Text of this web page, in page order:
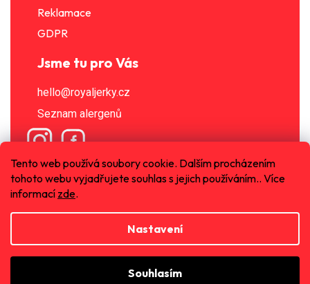
Tento web používá soubory cookie. Dalším procházením
tohoto webu vyjadřujete souhlas s jejich používáním.. Více
informací zde.
Nastavení
Souhlasím
Reklamace
GDPR
Jsme tu pro Vás
hello@royaljerky.cz
Seznam alergenů
Vytvořil Shoptet
Royal Jerky s.r.o.